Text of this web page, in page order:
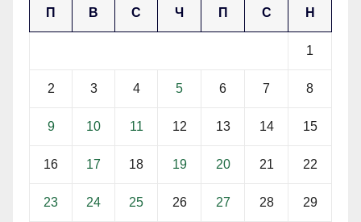
П В С Ч П С Н
1
2 3 4 5 6 7 8
9 10 11 12 13 14 15
16 17 18 19 20 21 22
23 24 25 26 27 28 29